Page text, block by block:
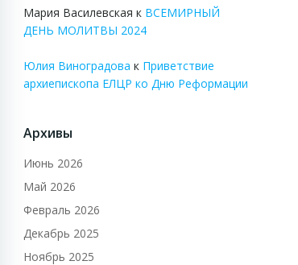
Мария Василевская к ВСЕМИРНЫЙ
ДЕНЬ МОЛИТВЫ 2024
Юлия Виноградова к Приветствие
архиепископа ЕЛЦР ко Дню Реформации
Архивы
Июнь 2026
Май 2026
Февраль 2026
Декабрь 2025
Ноябрь 2025